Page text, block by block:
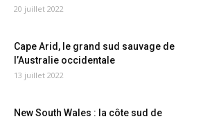
20 juillet 2022
Cape Arid, le grand sud sauvage de
l’Australie occidentale
13 juillet 2022
New South Wales : la côte sud de